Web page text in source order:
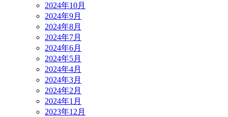
2024年10月
2024年9月
2024年8月
2024年7月
2024年6月
2024年5月
2024年4月
2024年3月
2024年2月
2024年1月
2023年12月